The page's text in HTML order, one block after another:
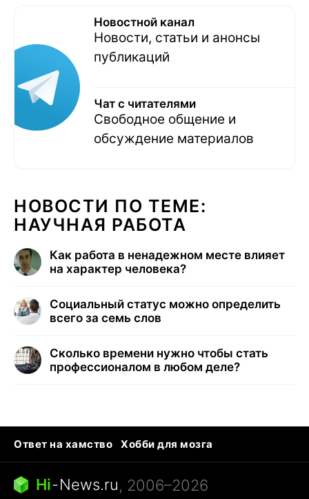
Новостной канал
Новости, статьи и анонсы
публикаций
Чат с читателями
Свободное общение и
обсуждение материалов
НОВОСТИ ПО ТЕМЕ:
НАУЧНАЯ РАБОТА
Как работа в ненадежном месте влияет
на характер человека?
Социальный статус можно определить
всего за семь слов
Сколько времени нужно чтобы стать
профессионалом в любом деле?
Ответ на хамство
Хобби для мозга
Бензин 100 и 95
Тунцы в океанариуме
Следующая пандемия
Hi-News.ru, 2006–2026